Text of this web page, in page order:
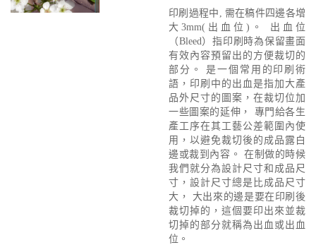
印刷過程中, 需在稿件四邊各增
大3mm(出血位)。 出血位
（Bleed）指印刷時為保留畫面
有效內容預留出的方便裁切的
部分。 是一個常用的印刷術
語，印刷中的出血是指加大產
品外尺寸的圖案，在裁切位加
一些圖案的延伸， 專門給各生
產工序在其工藝公差範圍內使
用，以避免裁切後的成品露白
邊或裁到內容。 在制做的時候
我們就分為設計尺寸和成品尺
寸，設計尺寸總是比成品尺寸
大， 大出來的邊是要在印刷後
裁切掉的，這個要印出來並裁
切掉的部分就稱為出血或出血
位。